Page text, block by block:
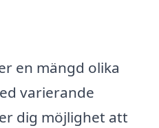
en mängd olika
varierande
dig möjlighet att